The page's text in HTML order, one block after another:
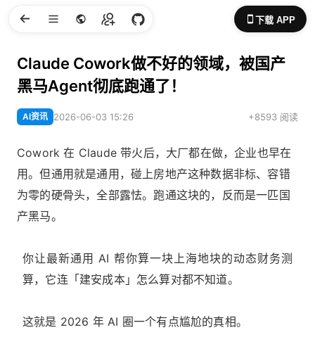
下载 APP
Claude Cowork做不好的领域，被国产
黑马Agent彻底跑通了！
AI资讯 2026-06-03 15:26 +8593 阅读
Cowork 在 Claude 带火后，大厂都在做，企业也早在
用。但通用就是通用，碰上房地产这种数据非标、容错
为零的硬骨头，全部露怯。跑通这块的，反而是一匹国
产黑马。
你让最新通用 AI 帮你算一块上海地块的动态财务测
算，它连「建安成本」怎么算对都不知道。
这就是 2026 年 AI 圈一个有点尴尬的真相。